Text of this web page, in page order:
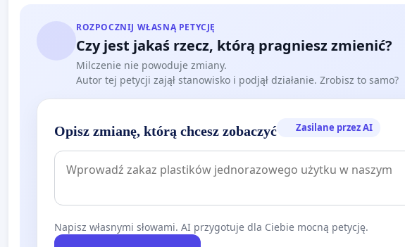
ROZPOCZNIJ WŁASNĄ PETYCJĘ
Czy jest jakaś rzecz, którą pragniesz zmienić?
Milczenie nie powoduje zmiany.
Autor tej petycji zajął stanowisko i podjął działanie. Zrobisz to samo?
Opisz zmianę, którą chcesz zobaczyć Zasilane przez AI
Napisz własnymi słowami. AI przygotuje dla Ciebie mocną petycję.